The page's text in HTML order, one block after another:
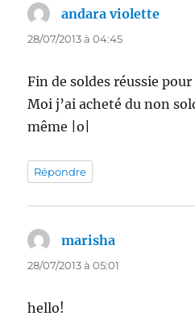
andara violette
28/07/2013 à 04:45
Fin de soldes réussie
Moi j’ai acheté du non
même |o|
Répondre
marisha
28/07/2013 à 05:01
hello!